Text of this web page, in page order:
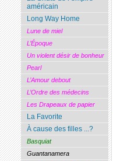
américain
Long Way Home
Lune de miel
L’Époque
Un violent désir de bonheur
Pearl
L’Amour debout
L’Ordre des médecins
Les Drapeaux de papier
La Favorite
À cause des filles ...?
Basquiat
Guantanamera